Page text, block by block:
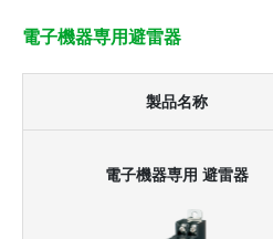
電子機器専用避雷器
製品名称
電子機器専用 避雷器